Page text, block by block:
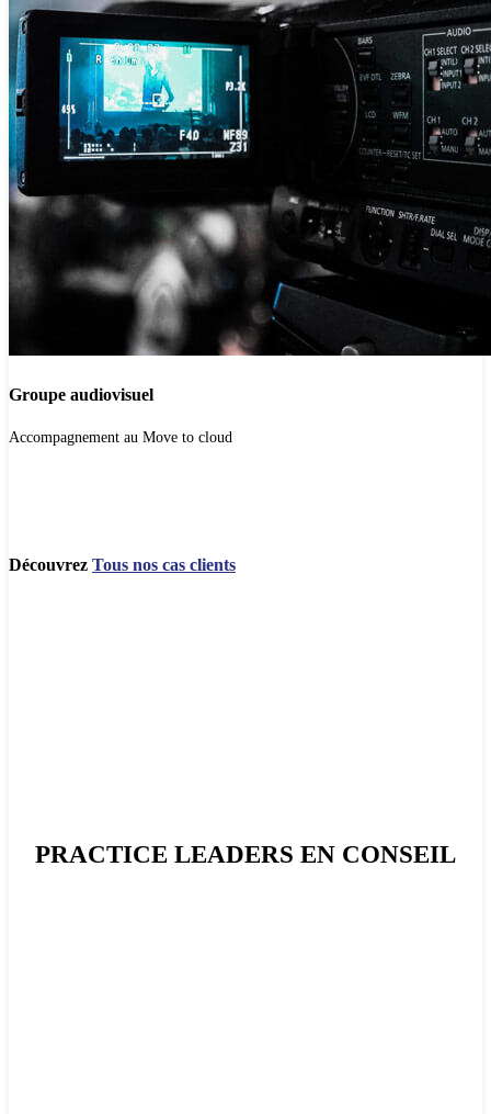
'.get_the_title().'
Groupe audiovisuel
Accompagnement au Move to cloud
Découvrez Tous nos cas clients
PRACTICE LEADERS EN CONSEIL